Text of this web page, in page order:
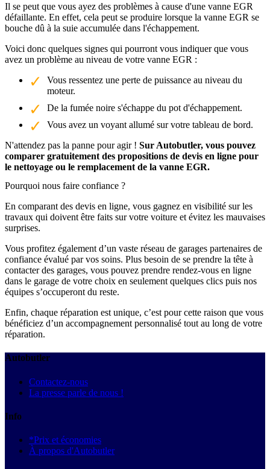
Il se peut que vous ayez des problèmes à cause d'une vanne EGR
défaillante. En effet, cela peut se produire lorsque la vanne EGR se
bouche dû à la suie accumulée dans l'échappement.
Voici donc quelques signes qui pourront vous indiquer que vous
avez un problème au niveau de votre vanne EGR :
Vous ressentez une perte de puissance au niveau du
moteur.
De la fumée noire s'échappe du pot d'échappement.
Vous avez un voyant allumé sur votre tableau de bord.
N'attendez pas la panne pour agir ! Sur Autobutler, vous pouvez
comparer gratuitement des propositions de devis en ligne pour
le nettoyage ou le remplacement de la vanne EGR.
Pourquoi nous faire confiance ?
En comparant des devis en ligne, vous gagnez en visibilité sur les
travaux qui doivent être faits sur votre voiture et évitez les mauvaises
surprises.
Vous profitez également d’un vaste réseau de garages partenaires de
confiance évalué par vos soins. Plus besoin de se prendre la tête à
contacter des garages, vous pouvez prendre rendez-vous en ligne
dans le garage de votre choix en seulement quelques clics puis nos
équipes s’occuperont du reste.
Enfin, chaque réparation est unique, c’est pour cette raison que vous
bénéficiez d’un accompagnement personnalisé tout au long de votre
réparation.
Autobutler
Contactez-nous
La presse parle de nous !
Info
*Prix et économies
À propos d'Autobutler